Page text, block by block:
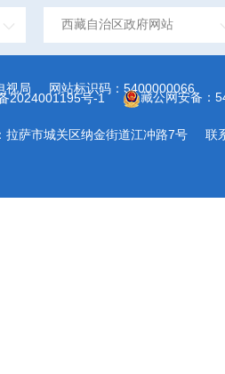
西藏自治区政府网站
视局 网站标识码：5400000066
2024001195号-1 藏公网安备：
拉萨市城关区纳金街道江冲路7号 联